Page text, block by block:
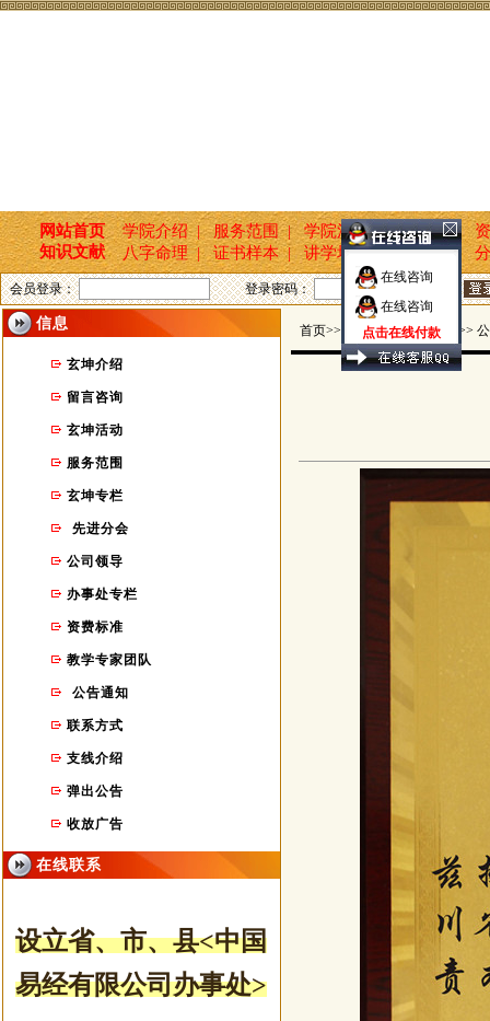
在线咨询
在线咨询
点击在线付款
网站首页 学院介绍 | 服务范围 | 学院活动 | 新闻报道 |
知识文献
八字命理 | 证书样本 | 讲学培训 | 国学文化 |
会员登录： 登录密码：
信息
玄坤介绍
留言咨询
玄坤活动
服务范围
玄坤专栏
先进分会
公司领导
办事处专栏
资费标准
教学专家团队
公告通知
联系方式
支线介绍
弹出公告
收放广告
在线联系
设立省、市、县<中国
易经有限公司办事处>
首页>>玄坤命名轩 >> 信息 >>